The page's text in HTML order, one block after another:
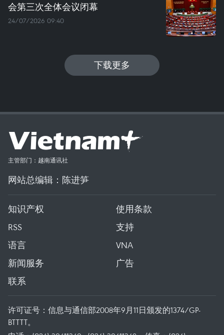
会第三次全体会议闭幕
24/07/2026 09:40
下载更多
主管部门：越南通讯社
网站总编辑：陈进笋
知识产权
使用条款
RSS
支持
语言
VNA
新闻服务
广告
联系
许可证号：信息与通信部2008年9月11日颁发的1374/GP-
BTTTT。